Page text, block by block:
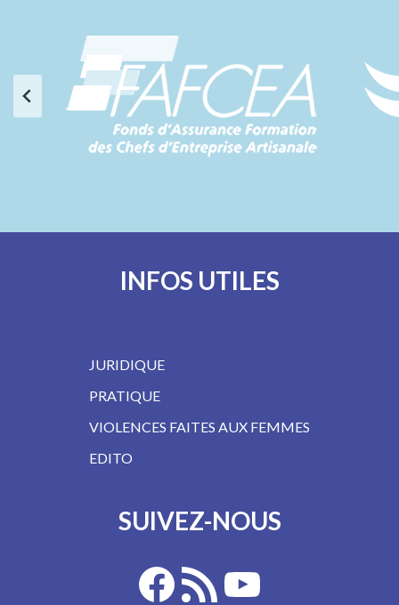
INFOS UTILES
JURIDIQUE
PRATIQUE
VIOLENCES FAITES AUX FEMMES
EDITO
SUIVEZ-NOUS